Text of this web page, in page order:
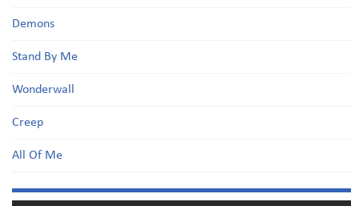
Demons
Stand By Me
Wonderwall
Creep
All Of Me